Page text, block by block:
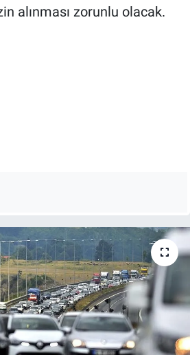
alınması zorunlu olacak.